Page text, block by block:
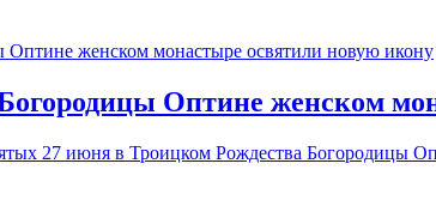
Оптине женском
27 июня в Троицком Рождества Богородицы